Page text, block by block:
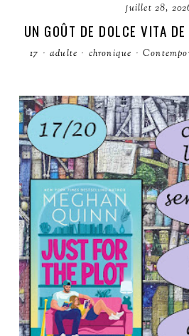
juillet 28,
UN GOÛT DE DOLCE VITA
17 · adulte · chronique ·